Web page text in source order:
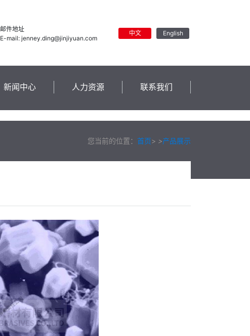
邮件地址
E-mail: jenney.ding@jinjiyuan.com
中文 English
新闻中心 人力资源 联系我们
您当前的位置： 首页> >产品展示